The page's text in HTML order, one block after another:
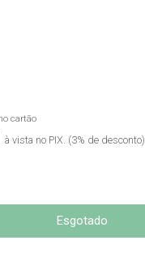
cartão
à vista no PIX. (3% de desconto)
Esgotado